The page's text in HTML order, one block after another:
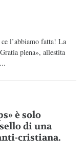
l’abbiamo fatta! La
plena», allestita
è solo
di una
cristiana.